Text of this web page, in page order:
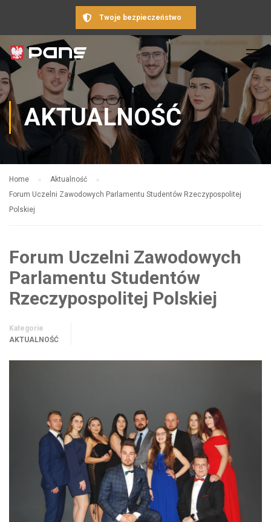
Twoje bezpieczeństwo
AKTUALNOŚĆ
Home
Aktualność
Forum Uczelni Zawodowych Parlamentu Studentów Rzeczypospolitej
Polskiej
Forum Uczelni Zawodowych
Parlamentu Studentów
Rzeczypospolitej Polskiej
Kategorie
AKTUALNOŚĆ